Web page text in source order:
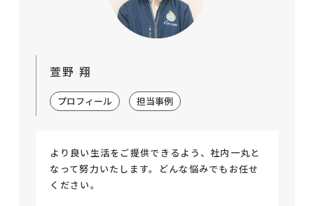
萱野 翔
プロフィール 担当事例
より良い生活をご提供できるよう、社内一丸と
なって努力いたします。どんな悩みでもお任せ
ください。